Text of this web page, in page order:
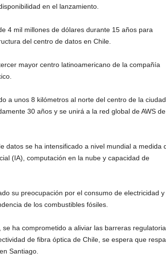
en el lanzamiento.
4 mil millones de dólares durante 15 años para
del centro de datos en Chile.
mayor centro latinoamericano de la compañía
a unos 8 kilómetros al norte del centro de la ciudad,
30 años y se unirá a la red global de AWS
datos se ha intensificado a nivel mundial a medida
(IA), computación en la nube y capacidad de
su preocupación por el consumo de electricidad y
de los combustibles fósiles.
ha comprometido a aliviar las barreras
de fibra óptica de Chile, se espera que
Santiago.